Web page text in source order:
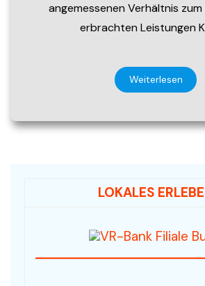
angemessenen Verhältnis
erbrachten Leistungen
Weiterlesen
LOKALES